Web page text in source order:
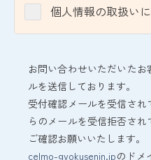
個人情報の取扱い
お問い合わせいただいた
ルを送信しております。
受付確認メールを受信さ
らのメールを受信拒否され
ご確認お願いいたします。
celmo-gyokusenin.jpのドメ